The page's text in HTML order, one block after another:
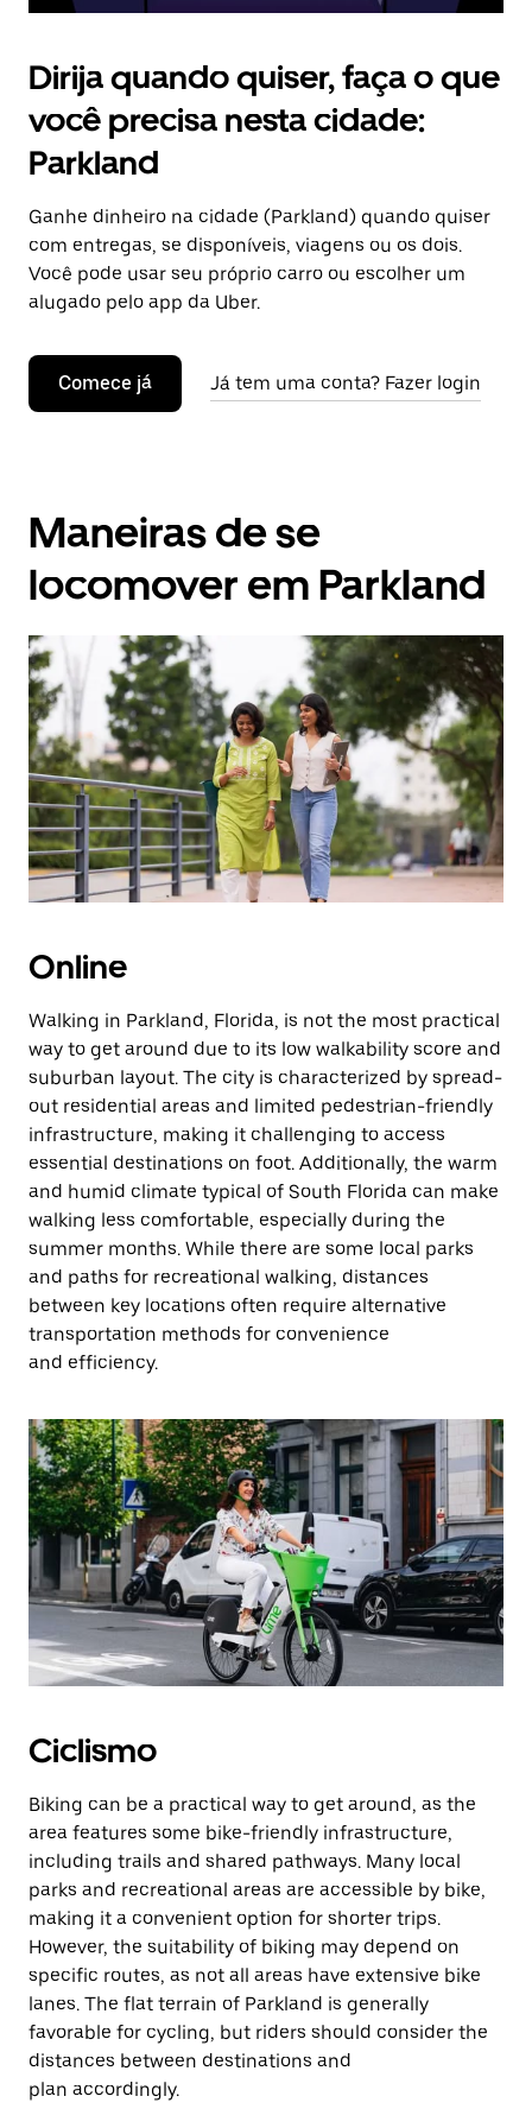
Dirija quando quiser, faça o que
você precisa nesta cidade:
Parkland
Ganhe dinheiro na cidade (Parkland) quando quiser
com entregas, se disponíveis, viagens ou os dois.
Você pode usar seu próprio carro ou escolher um
alugado pelo app da Uber.
Comece já Já tem uma conta? Fazer login
Maneiras de se
locomover em Parkland
Online
Walking in Parkland, Florida, is not the most practical
way to get around due to its low walkability score and
suburban layout. The city is characterized by spread-
out residential areas and limited pedestrian-friendly
infrastructure, making it challenging to access
essential destinations on foot. Additionally, the warm
and humid climate typical of South Florida can make
walking less comfortable, especially during the
summer months. While there are some local parks
and paths for recreational walking, distances
between key locations often require alternative
transportation methods for convenience
and efficiency.
Ciclismo
Biking can be a practical way to get around, as the
area features some bike-friendly infrastructure,
including trails and shared pathways. Many local
parks and recreational areas are accessible by bike,
making it a convenient option for shorter trips.
However, the suitability of biking may depend on
specific routes, as not all areas have extensive bike
lanes. The flat terrain of Parkland is generally
favorable for cycling, but riders should consider the
distances between destinations and
plan accordingly.